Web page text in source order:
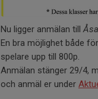
Nu ligger anmälan till
En bra möjlighet både
spelare upp till 800p.
Anmälan stänger 29/4,
och anmäl er under